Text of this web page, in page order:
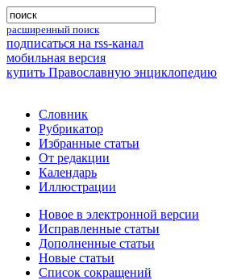
расширенный поиск
подписаться на rss-канал
мобильная версия
купить Православную энциклопедию
Словник
Рубрикатор
Избранные статьи
От редакции
Календарь
Иллюстрации
Новое в электронной версии
Исправленные статьи
Дополненные статьи
Новые статьи
Список сокращений